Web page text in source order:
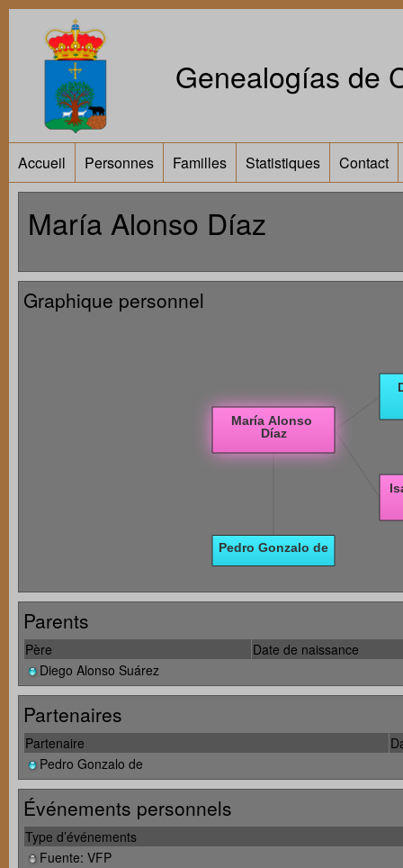
Genealogías de
Accueil Personnes Familles Statistiques Contact
María Alonso Díaz
Graphique personnel
Parents
Père
Date de naissance
Diego Alonso Suárez
Partenaires
Partenaire
Pedro Gonzalo de
Événements personnels
Type d’événements
Fuente: VFP